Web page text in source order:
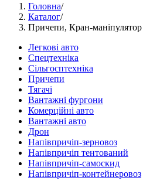
Головна/
Каталог/
Причепи, Кран-маніпулятор
Легкові авто
Спецтехніка
Сільгосптехніка
Причепи
Тягачі
Вантажні фургони
Комерційні авто
Вантажні авто
Дрон
Напівпричіп-зерновоз
Напівпричіп тентований
Напівпричіп-самоскид
Напівпричіп-контейнеровоз